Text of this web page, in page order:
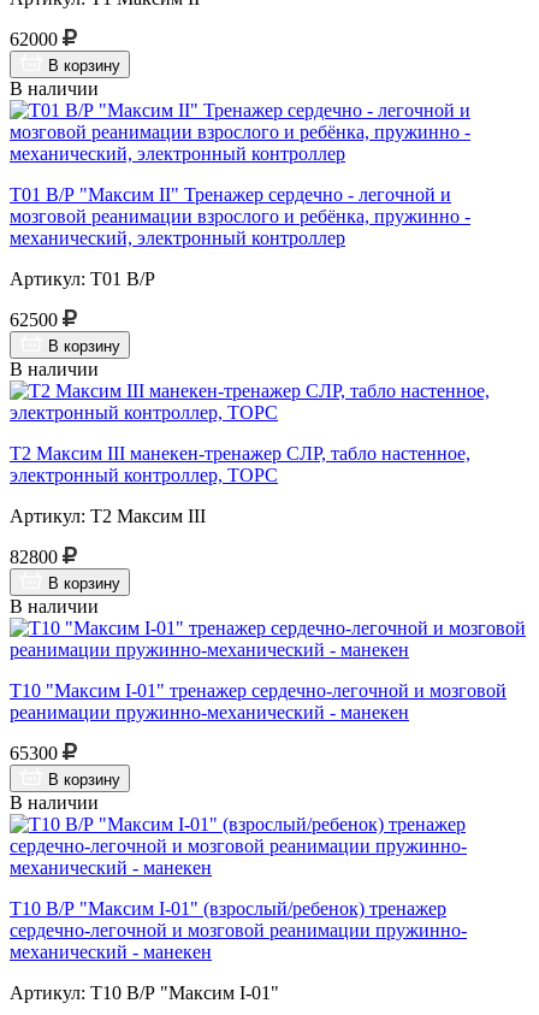
62000
В корзину
В наличии
Т01 В/Р "Максим II" Тренажер сердечно - легочной и
мозговой реанимации взрослого и ребёнка, пружинно -
механический, электронный контроллер
Артикул: Т01 В/Р
62500
В корзину
В наличии
Т2 Максим III манекен-тренажер СЛР, табло настенное,
электронный контроллер, ТОРС
Артикул: Т2 Максим III
82800
В корзину
В наличии
Т10 "Максим I-01" тренажер сердечно-легочной и мозговой
реанимации пружинно-механический - манекен
65300
В корзину
В наличии
Т10 В/Р "Максим I-01" (взрослый/ребенок) тренажер
сердечно-легочной и мозговой реанимации пружинно-
механический - манекен
Артикул: Т10 В/Р "Максим I-01"